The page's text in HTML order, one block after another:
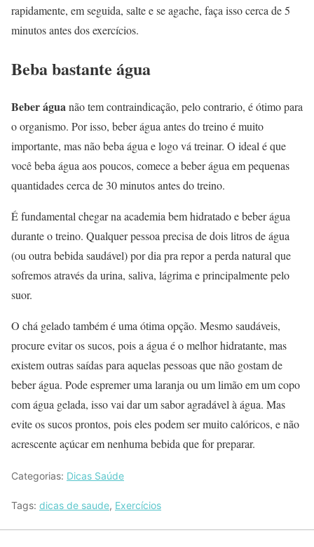
rapidamente, em seguida, salte e se agache, faça isso cerca de 5
minutos antes dos exercícios.
Beba bastante água
Beber águanão tem contraindicação, pelo contrario, é ótimo para
o organismo. Por isso, beber água antes do treino é muito
importante, mas não beba água e logo vá treinar. O ideal é que
você beba água aos poucos, comece a beber água em pequenas
quantidades cerca de 30 minutos antes do treino.
É fundamental chegar na academia bem hidratado e beber água
durante o treino. Qualquer pessoa precisa de dois litros de água
(ou outra bebida saudável) por dia pra repor a perda natural que
sofremos através da urina, saliva, lágrima e principalmente pelo
suor.
O chá gelado também é uma ótima opção. Mesmo saudáveis,
procure evitar os sucos, pois a água é o melhor hidratante, mas
existem outras saídas para aquelas pessoas que não gostam de
beber água. Pode espremer uma laranja ou um limão em um copo
com água gelada, isso vai dar um sabor agradável à água. Mas
evite os sucos prontos, pois eles podem ser muito calóricos, e não
acrescente açúcar em nenhuma bebida que for preparar.
Categorias: Dicas Saúde
Tags: dicas de saude, Exercícios